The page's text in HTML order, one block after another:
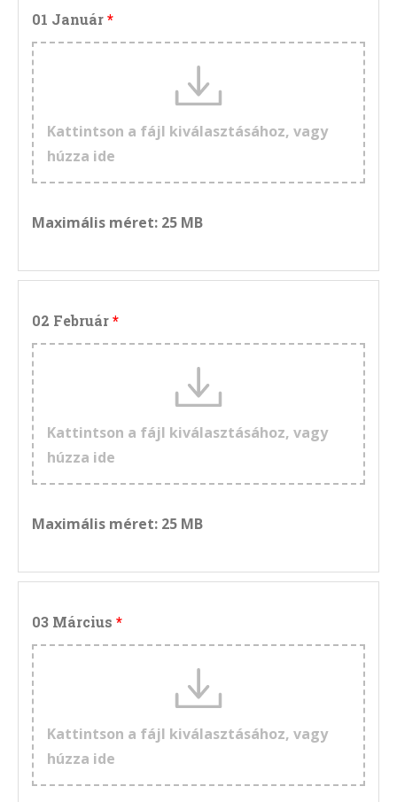
01 Január
Kattintson a fájl kiválasztásához, vagy
húzza ide
Maximális méret: 25 MB
02 Február
Kattintson a fájl kiválasztásához, vagy
húzza ide
Maximális méret: 25 MB
03 Március
Kattintson a fájl kiválasztásához, vagy
húzza ide